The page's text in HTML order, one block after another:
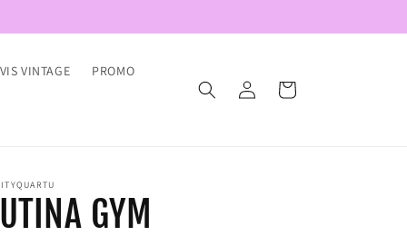
VINTAGE PROMO
Accedi Carrello
GYM